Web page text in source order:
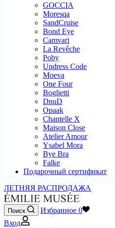
GOCCIA
Moresqa
SandCruise
Bond Eye
Camvari
La Revêche
Poby
Undress Code
Moeva
One Four
Boglietti
DnuD
Opaak
Chantelle X
Maison Close
Atelier Amour
Ysabel Mora
Bye Bra
Falke
Подарочный сертификат
ЛЕТНЯЯ РАСПРОДАЖА
Поиск Избранное 0
Вход